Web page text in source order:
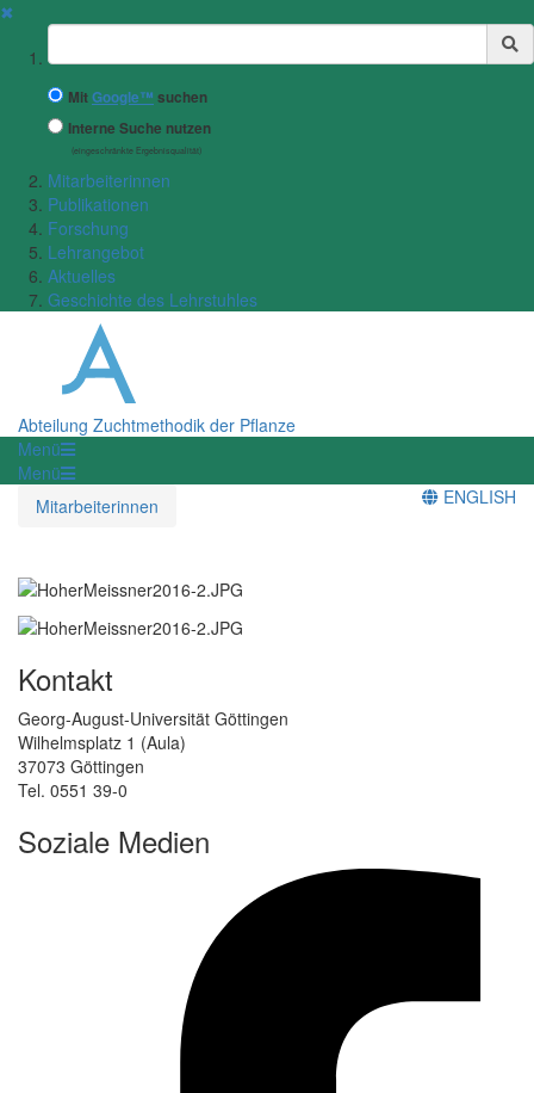
✖
Suchbegriff
MitGoogle™ suchen
Interne Suche nutzen
(eingeschränkte Ergebnisqualität)
Mitarbeiterinnen
Publikationen
Forschung
Lehrangebot
Aktuelles
Geschichte des Lehrstuhles
Abteilung Zuchtmethodik der Pflanze
Menü
Menü
Mitarbeiterinnen
ENGLISH
Kontakt
Georg-August-Universität Göttingen
Wilhelmsplatz 1 (Aula)
37073 Göttingen
Tel. 0551 39-0
Soziale Medien